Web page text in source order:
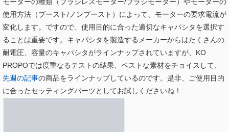
使用方法（ブースト/ノンブースト）によって、モーターの要求電流が
変化します。ですので、使用目的に合った適切なキャパシタを選択す
ることは重要です。キャパシタを製造するメーカーからはたくさんの
耐電圧、容量のキャパシタがラインナップされていますが、KO
PROPOでは度重なるテストの結果、ベストな素材をチョイスして、
先週の記事の商品をラインナップしているのです。是非、ご使用目的
に合ったセッティングパーツとしてお試しくださいね！